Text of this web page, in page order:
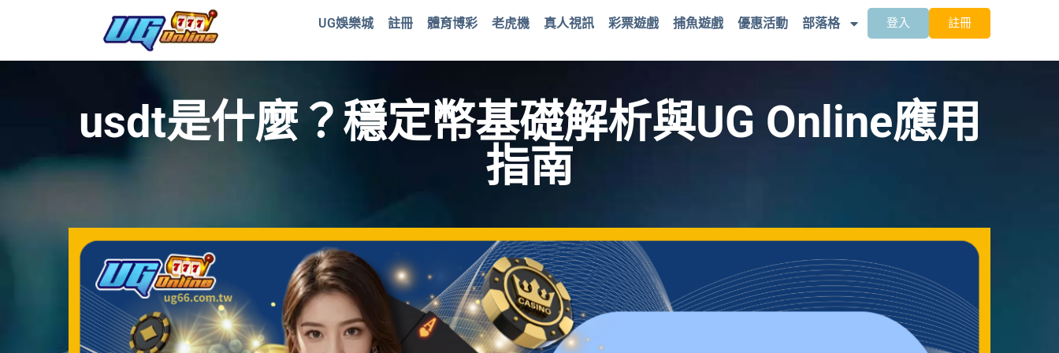
UG娛樂城 註冊 體育博彩 老虎機 真人視訊 彩票遊戲 捕魚遊戲 優惠活動 部落格 登入 註冊
usdt是什麼？穩定幣基礎解析與UG Online應用
指南